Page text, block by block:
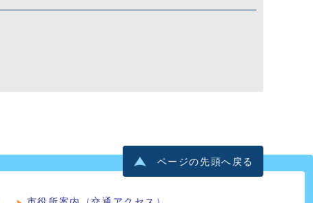
ページの先頭へ戻る